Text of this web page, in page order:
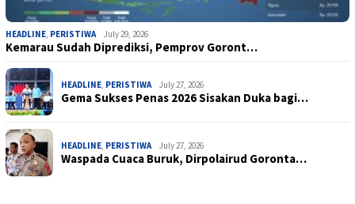
HEADLINE PERISTIWA July 29, 2026
Kemarau Sudah Diprediksi, Pemprov Goront…
HEADLINE PERISTIWA July 27, 2026
Gema Sukses Penas 2026 Sisakan Duka bagi…
HEADLINE PERISTIWA July 27, 2026
Waspada Cuaca Buruk, Dirpolairud Goronta…